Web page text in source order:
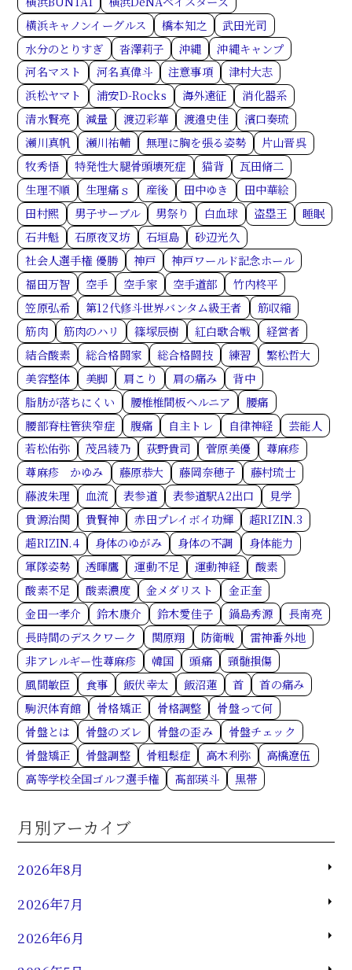
横浜キャノンイーグルス
橋本知之
武田光司
水分のとりすぎ
沓澤莉子 沖縄
沖縄キャンプ
河名マスト
河名真偉斗 注意事項
津村大志
浜松ヤマト
浦安D-Rocks 海外遠征
消化器系
清水賢亮
減量 渡辺彩華 渡邉史佳
濱口奏琉
瀬川真帆
瀬川祐輔 無理に胸を張る姿勢
片山晋呉
牧秀悟
特発性大腿骨頭壊死症 猫背
瓦田脩二
生理不順
生理痛ｓ 産後 田中ゆき
田中華絵
田村熙
男子サーブル 男祭り 白血球 盗塁王
睡眠
石井魁
石原夜叉坊 石垣島
砂辺光久
社会人選手権 優勝
神戸
神戸ワールド記念ホール
福田万智
空手 空手家 空手道部
竹内柊平
笠原弘希
第12代修斗世界バンタム級王者
筋収縮
筋肉
筋肉のハリ 篠塚辰樹 紅白歌合戦
経営者
結合酸素
総合格闘家 総合格闘技 練習
繁松哲大
美容整体
美脚 肩こり 肩の痛み
背中
脂肪が落ちにくい
腰椎椎間板ヘルニア
腰痛
腰部脊柱管狭窄症
腹痛 自主トレ 自律神経
芸能人
若松佑弥
茂呂綾乃 荻野貴司 菅原美優
蕁麻疹
蕁麻疹 かゆみ
藤原恭大 藤岡奈穂子
藤村琉士
藤波朱理
血流 表参道 表参道駅A2出口
見学
貴源治関
貴賢神 赤田プレイボイ功輝
超RIZIN.3
超RIZIN.4
身体のゆがみ 身体の不調
身体能力
軍隊姿勢
透暉鷹 運動不足 運動神経
酸素
酸素不足
酸素濃度 金メダリスト
金正奎
金田一孝介
鈴木康介 鈴木愛佳子 鍋島秀源
長南亮
長時間のデスクワーク
関原翔 防衛戦
雷神番外地
非アレルギー性蕁麻疹
韓国 頭痛
頸髄損傷
風間敏臣
食事 飯伏幸太 飯沼蓮 首
首の痛み
駒沢体育館
骨格矯正 骨格調整
骨盤って何
骨盤とは
骨盤のズレ 骨盤の歪み
骨盤チェック
骨盤矯正
骨盤調整 骨粗鬆症 高木利弥
高橋遼伍
高等学校全国ゴルフ選手権
髙部瑛斗 黒帯
月別アーカイブ
2026年8月
2026年7月
2026年6月